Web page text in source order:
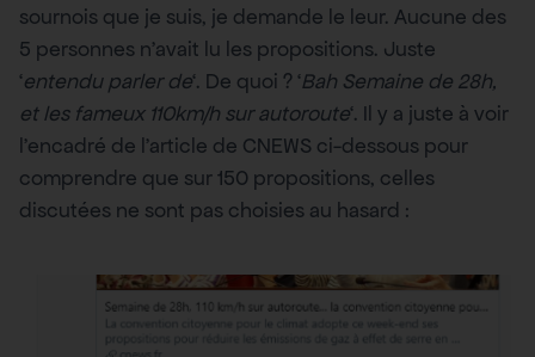
sournois que je suis, je demande le leur. Aucune des
5 personnes n’avait lu les propositions. Juste
‘entendu parler de‘. De quoi ? ‘Bah Semaine de 28h,
et les fameux 110km/h sur autoroute‘. Il y a juste à voir
l’encadré de l’article de CNEWS ci-dessous pour
comprendre que sur 150 propositions, celles
discutées ne sont pas choisies au hasard :